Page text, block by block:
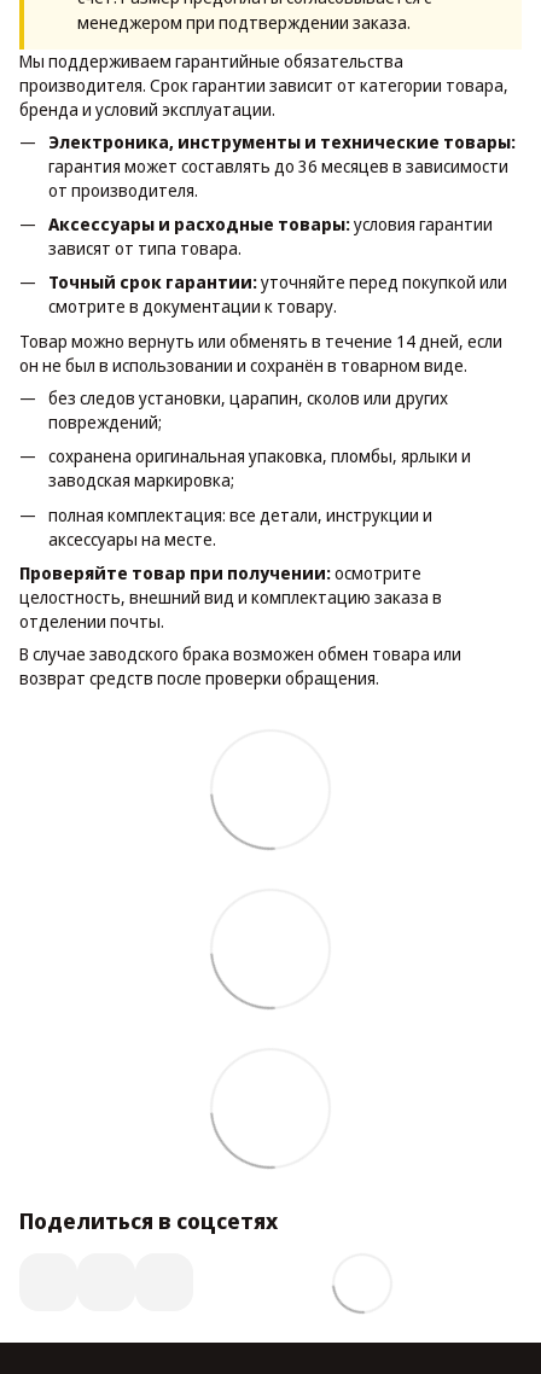
менеджером при подтверждении заказа.
Мы поддерживаем гарантийные обязательства
производителя. Срок гарантии зависит от категории товара,
бренда и условий эксплуатации.
Электроника, инструменты и технические товары:
гарантия может составлять до 36 месяцев в зависимости
от производителя.
Аксессуары и расходные товары:условия гарантии
зависят от типа товара.
Точный срок гарантии:уточняйте перед покупкой или
смотрите в документации к товару.
Товар можно вернуть или обменять в течение 14 дней, если
он не был в использовании и сохранён в товарном виде.
без следов установки, царапин, сколов или других
повреждений;
сохранена оригинальная упаковка, пломбы, ярлыки и
заводская маркировка;
полная комплектация: все детали, инструкции и
аксессуары на месте.
Проверяйте товар при получении:осмотрите
целостность, внешний вид и комплектацию заказа в
отделении почты.
В случае заводского брака возможен обмен товара или
возврат средств после проверки обращения.
Поделиться в соцсетях